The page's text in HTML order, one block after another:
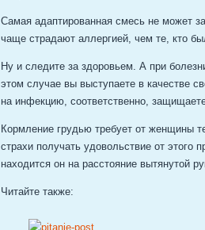
Самая адаптированная смесь не может
чаще страдают аллергией, чем те, кто
Ну и следите за здоровьем. А при
этом случае вы выступаете в качестве
на инфекцию, соответственно,
Кормление грудью требует от женщины
страхи получать удовольствие от этого
находится он на расстояние вытянутой
Читайте также: